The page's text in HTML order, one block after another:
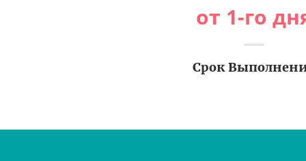
от 1-го
Срок